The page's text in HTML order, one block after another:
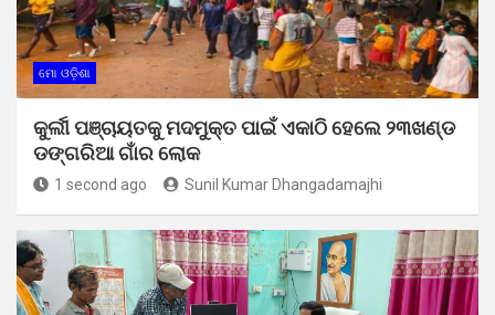
ମୋ ଓଡ଼ିଶା
କୁର୍ଲୀ ପଞ୍ଚାୟତକୁ ମଦମୁକ୍ତ ପାଇଁ ଏକାଠି ହେଲେ ୨୩ଖଣ୍ଡ
ଡଙ୍ଗରିଆ ଗାଁର ଲୋକ
1 second ago Sunil Kumar Dhangadamajhi